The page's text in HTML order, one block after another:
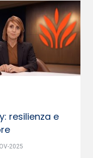
resilienza e
2025